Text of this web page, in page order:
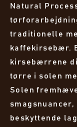
Natural
traditionelle
kaffekirsebær.
kirsebærrene
tørre i solen
Solen
beskyttende